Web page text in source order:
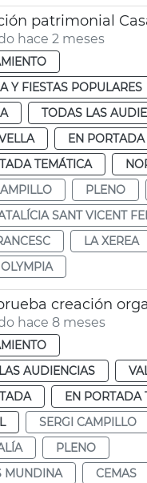
hace 2 meses
Y FIESTAS POPULARES
TODAS LAS
EN PORTADA
TEMÁTICA
PLENO
SANT VICENT
LA XEREA
hace 8 meses
AUDIENCIAS
EN PORTADA
SERGI CAMPILLO
PLENO
MUNDINA
CEMAS